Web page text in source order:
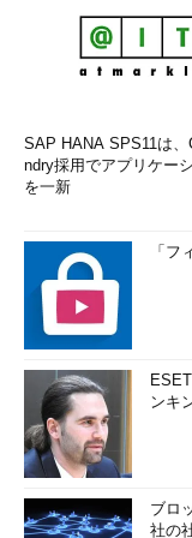
SAP HANA SPS11は、
ndry採用でアプリケー
を一新
「フ
ンキ
ブロ
社の